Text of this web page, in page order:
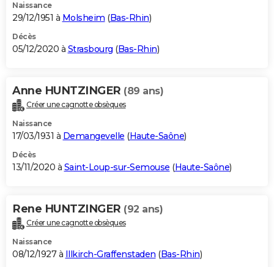
Naissance
29/12/1951 à Molsheim (Bas-Rhin)
Décès
05/12/2020 à Strasbourg (Bas-Rhin)
Anne HUNTZINGER (89 ans)
Créer une cagnotte obsèques
Naissance
17/03/1931 à Demangevelle (Haute-Saône)
Décès
13/11/2020 à Saint-Loup-sur-Semouse (Haute-Saône)
Rene HUNTZINGER (92 ans)
Créer une cagnotte obsèques
Naissance
08/12/1927 à Illkirch-Graffenstaden (Bas-Rhin)